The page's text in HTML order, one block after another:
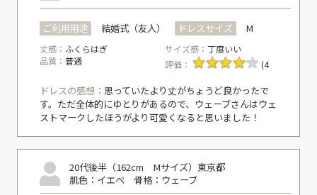
ご利用用途 結婚式（友人） ドレスサイズ M
丈感： ふくらはぎ サイズ感：丁度いい
品質： 普通 評価： (4
ドレスの感想： 思っていたより丈がちょうど良かったで
す。ただ全体的にゆとりがあるので、ウェーブさんはウェ
ストマークしたほうがより可愛くなると思いました！
20代後半（162cm Mサイズ） 東京都
肌色：イエベ 骨格：ウェーブ